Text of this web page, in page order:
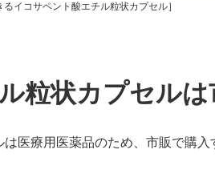
るイコサペント酸エチル粒状カプセル］
粒状カプセルは
医療用医薬品のため、市販で購入